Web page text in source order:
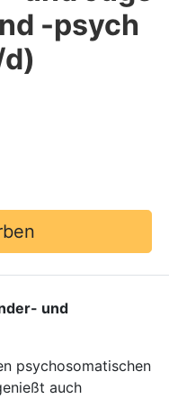
-psych
und
psychosomatischen
auch